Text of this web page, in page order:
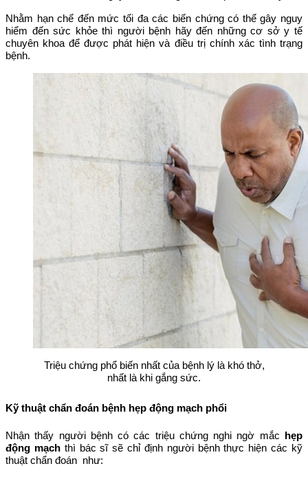
Nhằm hạn chế đến mức tối đa các biến chứng có thể gây nguy
hiểm đến sức khỏe thì người bệnh hãy đến những cơ sở y tế
chuyên khoa để được phát hiện và điều trị chính xác tình trạng
bệnh.
Triệu chứng phổ biến nhất của bệnh lý là khó thở,
nhất là khi gắng sức.
Kỹ thuật chẩn đoán bệnh hẹp động mạch phổi
Nhận thấy người bệnh có các triệu chứng nghi ngờ mắc hẹp
động mạchthì bác sĩ sẽ chỉ định người bệnh thực hiện các kỹ
thuật chẩn đoán như: